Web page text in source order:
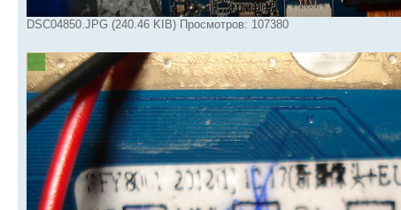
DSC04850.JPG (240.46 KIB) Просмотров: 107380